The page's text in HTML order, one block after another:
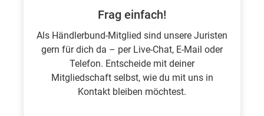
Frag einfach!
Als Händlerbund-Mitglied sind unsere Juristen
gern für dich da – per Live-Chat, E-Mail oder
Telefon. Entscheide mit deiner
Mitgliedschaft selbst, wie du mit uns in
Kontakt bleiben möchtest.